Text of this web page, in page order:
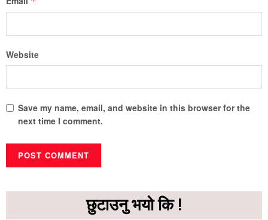
Website
Save my name, email, and website in this browser for the
next time I comment.
छुटाउनु भयो कि !